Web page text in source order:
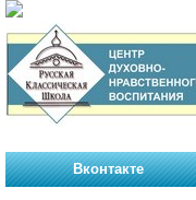
Вконтакте